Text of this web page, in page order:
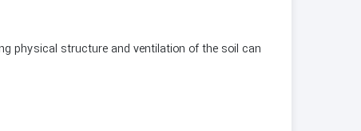
physical structure and ventilation of the soil can